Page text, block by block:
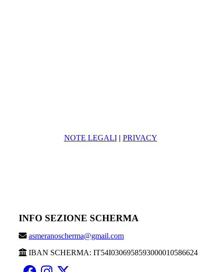
NOTE LEGALI | PRIVACY
INFO SEZIONE SCHERMA
asmeranoscherma@gmail.com
IBAN SCHERMA: IT54I0306958593000010586624